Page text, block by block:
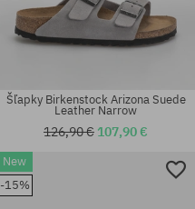
Dostupné veľkosti:
42; 43; 44; 45
Šľapky Birkenstock Arizona Suede
Leather Narrow
126,90 € 107,90 €
New
-15%